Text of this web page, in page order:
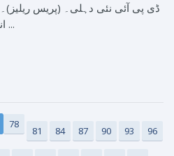
ڈی پی آئی نئی دہلی۔ (پریس
انڈیا کے قومی نائب صدر بی ایم ...
78
81 84 87 90 93 96